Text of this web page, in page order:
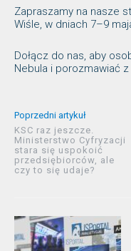
Zapraszamy na nasze
Wiśle, w dniach 7–9
Dołącz do nas, aby
Nebula i porozmawiać
Poprzedni artykuł
KSC raz jeszcze.
Ministerstwo Cyfryzacji
stara się uspokoić
przedsiębiorców, ale
czy to się udaje?